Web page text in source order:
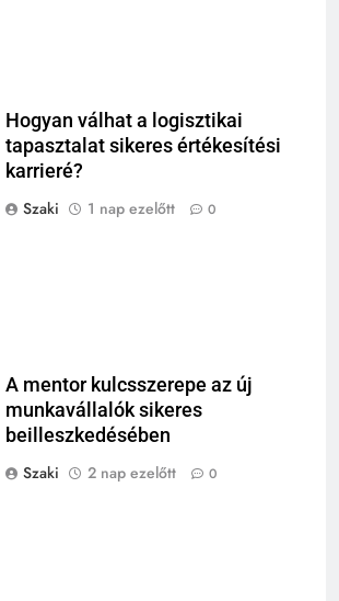
Hogyan válhat a logisztikai
tapasztalat sikeres értékesítési
karrieré?
Szaki
1 nap ezelőtt 0
A mentor kulcsszerepe az új
munkavállalók sikeres
beilleszkedésében
Szaki
2 nap ezelőtt 0